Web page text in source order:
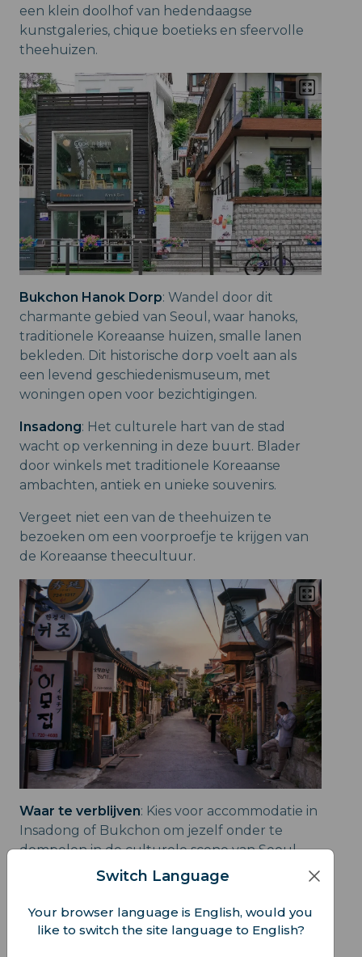
een klein doolhof van hedendaagse
kunstgaleries, chique boetieks en sfeervolle
theehuizen.
Bukchon Hanok Dorp: Wandel door dit
charmante gebied van Seoul, waar hanoks,
traditionele Koreaanse huizen, smalle lanen
bekleden. Dit historische dorp voelt aan als
een levend geschiedenismuseum, met
woningen open voor bezichtigingen.
Insadong: Het culturele hart van de stad
wacht op verkenning in deze buurt. Blader
door winkels met traditionele Koreaanse
ambachten, antiek en unieke souvenirs.
Vergeet niet een van de theehuizen te
bezoeken om een voorproefje te krijgen van
de Koreaanse theecultuur.
Waar te verblijven: Kies voor accommodatie in
Insadong of Bukchon om jezelf onder te
dompelen in de culturele scene van Seoul.
Kom vroeg aan bij Gyeongbokgung voor
Switch Language
Your browser language is English, would you
like to switch the site language to English?